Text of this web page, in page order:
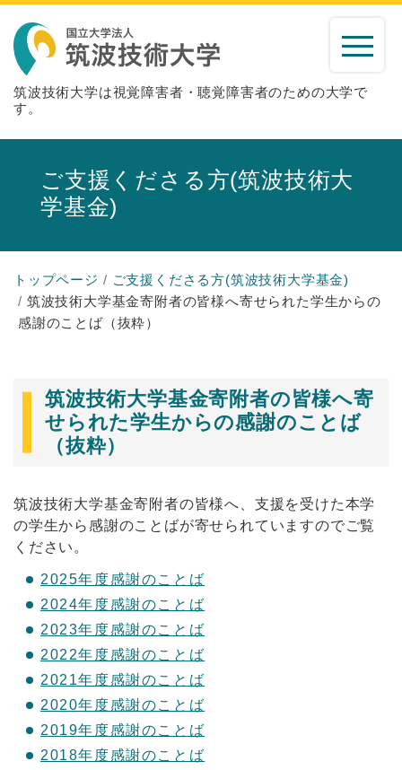
筑波技術大学は視覚障害者・聴覚障害者のための大学で
す。
ご支援くださる方(筑波技術大
学基金)
トップページ
ご支援くださる方(筑波技術大学基金)
筑波技術大学基金寄附者の皆様へ寄せられた学生からの
感謝のことば（抜粋）
筑波技術大学基金寄附者の皆様へ寄
せられた学生からの感謝のことば
（抜粋）
筑波技術大学基金寄附者の皆様へ、支援を受けた本学
の学生から感謝のことばが寄せられていますのでご覧
ください。
2025年度感謝のことば
2024年度感謝のことば
2023年度感謝のことば
2022年度感謝のことば
2021年度感謝のことば
2020年度感謝のことば
2019年度感謝のことば
2018年度感謝のことば